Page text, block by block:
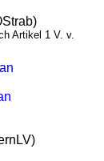
Artikel 1 V. v.